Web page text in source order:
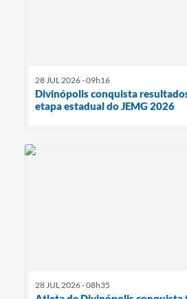
28 JUL 2026 - 09h16
Divinópolis conquista
etapa estadual do JEMG 2026
28 JUL 2026 - 08h35